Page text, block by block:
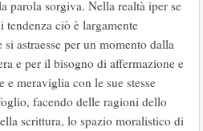
parola sorgiva. Nella realtà iper se
ciò è largamente
astraesse per un momento dalla
e per il bisogno di affermazione e
e meraviglia con le sue stesse
facendo delle ragioni dello
scrittura, lo spazio moralistico di